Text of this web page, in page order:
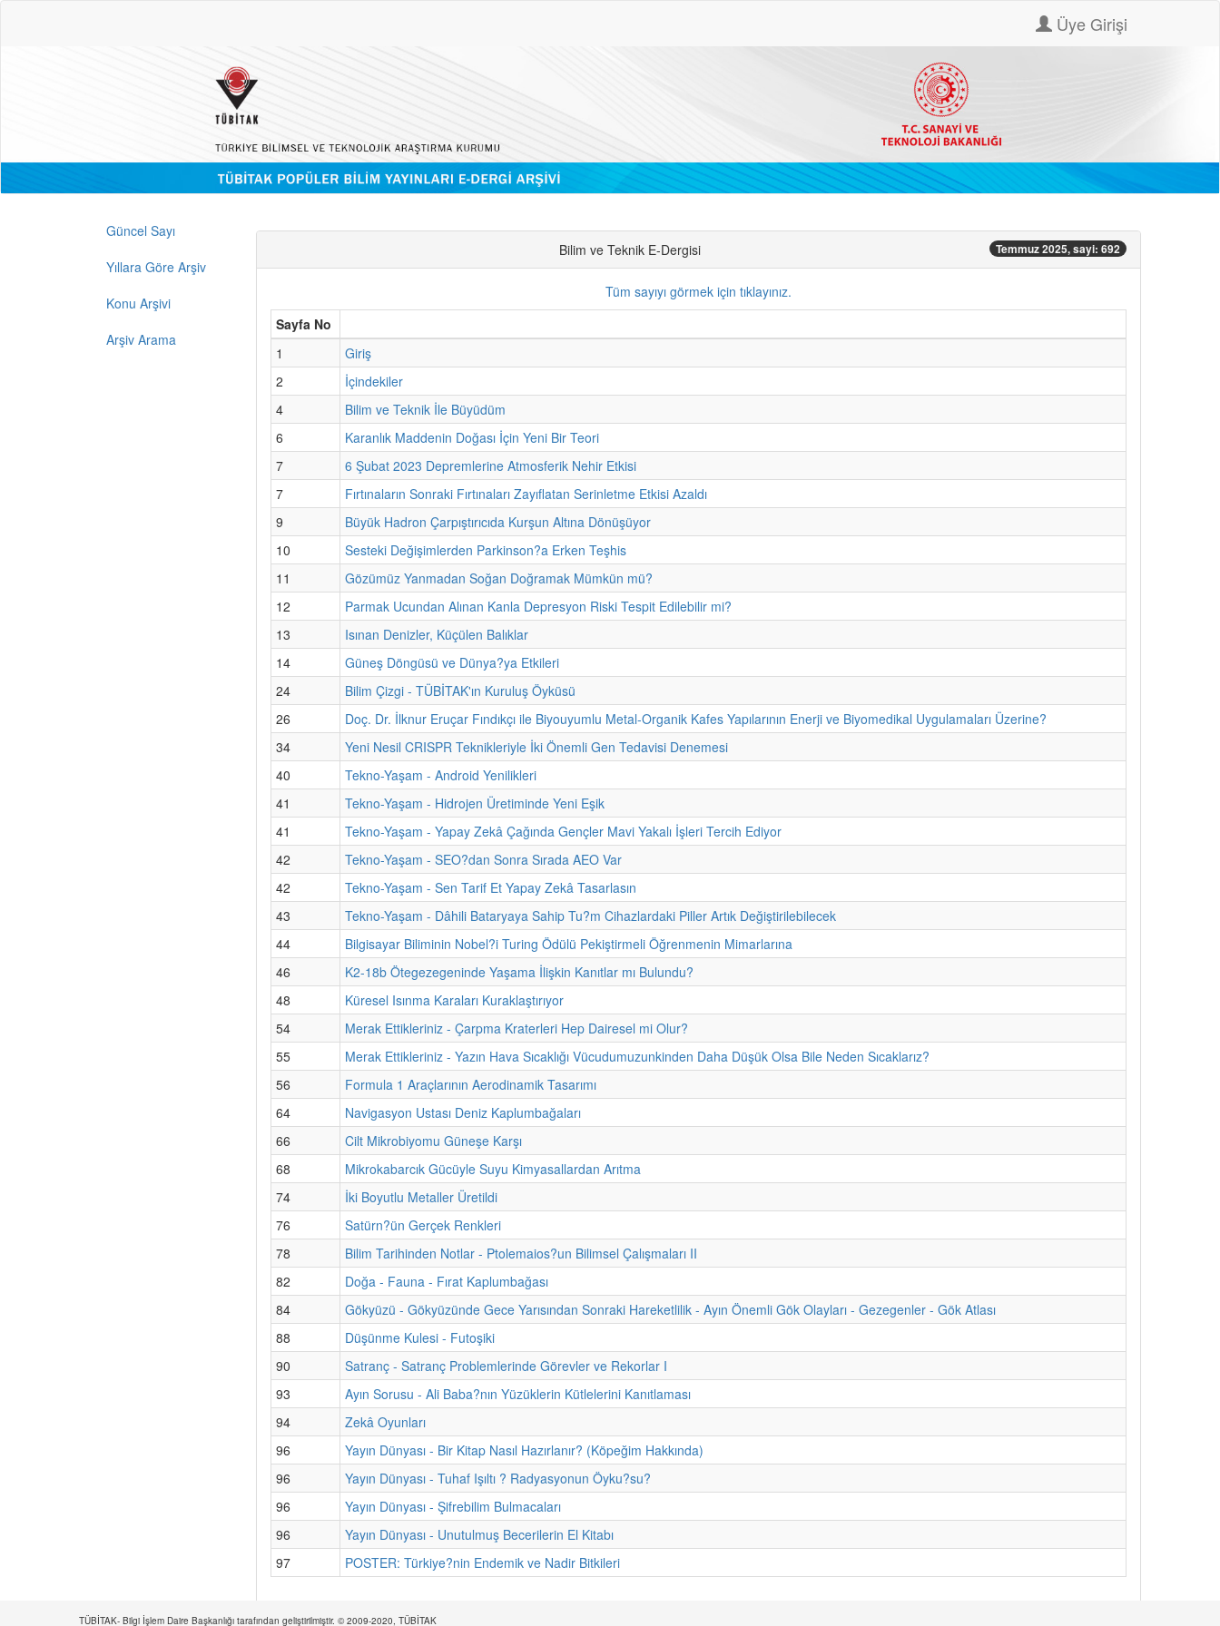
Üye Girişi
Güncel Sayı
Yıllara Göre Arşiv
Konu Arşivi
Arşiv Arama
Bilim ve Teknik E-Dergisi Temmuz 2025, sayi: 692
Tüm sayıyı görmek için tıklayınız.
Sayfa No
1
Giriş
2
İçindekiler
4
Bilim ve Teknik İle Büyüdüm
6
Karanlık Maddenin Doğası İçin Yeni Bir Teori
7
6 Şubat 2023 Depremlerine Atmosferik Nehir Etkisi
7
Fırtınaların Sonraki Fırtınaları Zayıflatan Serinletme Etkisi Azaldı
9
Büyük Hadron Çarpıştırıcıda Kurşun Altına Dönüşüyor
10
Sesteki Değişimlerden Parkinson?a Erken Teşhis
11
Gözümüz Yanmadan Soğan Doğramak Mümkün mü?
12
Parmak Ucundan Alınan Kanla Depresyon Riski Tespit Edilebilir mi?
13
Isınan Denizler, Küçülen Balıklar
14
Güneş Döngüsü ve Dünya?ya Etkileri
24
Bilim Çizgi - TÜBİTAK'ın Kuruluş Öyküsü
26
Doç. Dr. İlknur Eruçar Fındıkçı ile Biyouyumlu Metal-Organik Kafes Yapılarının Enerji ve Biyomedikal Uygulamaları Üzerine?
34
Yeni Nesil CRISPR Teknikleriyle İki Önemli Gen Tedavisi Denemesi
40
Tekno-Yaşam - Android Yenilikleri
41
Tekno-Yaşam - Hidrojen Üretiminde Yeni Eşik
41
Tekno-Yaşam - Yapay Zekâ Çağında Gençler Mavi Yakalı İşleri Tercih Ediyor
42
Tekno-Yaşam - SEO?dan Sonra Sırada AEO Var
42
Tekno-Yaşam - Sen Tarif Et Yapay Zekâ Tasarlasın
43
Tekno-Yaşam - Dâhili Bataryaya Sahip Tu?m Cihazlardaki Piller Artık Değiştirilebilecek
44
Bilgisayar Biliminin Nobel?i Turing Ödülü Pekiştirmeli Öğrenmenin Mimarlarına
46
K2-18b Ötegezegeninde Yaşama İlişkin Kanıtlar mı Bulundu?
48
Küresel Isınma Karaları Kuraklaştırıyor
54
Merak Ettikleriniz - Çarpma Kraterleri Hep Dairesel mi Olur?
55
Merak Ettikleriniz - Yazın Hava Sıcaklığı Vücudumuzunkinden Daha Düşük Olsa Bile Neden Sıcaklarız?
56
Formula 1 Araçlarının Aerodinamik Tasarımı
64
Navigasyon Ustası Deniz Kaplumbağaları
66
Cilt Mikrobiyomu Güneşe Karşı
68
Mikrokabarcık Gücüyle Suyu Kimyasallardan Arıtma
74
İki Boyutlu Metaller Üretildi
76
Satürn?ün Gerçek Renkleri
78
Bilim Tarihinden Notlar - Ptolemaios?un Bilimsel Çalışmaları II
82
Doğa - Fauna - Fırat Kaplumbağası
84
Gökyüzü - Gökyüzünde Gece Yarısından Sonraki Hareketlilik - Ayın Önemli Gök Olayları - Gezegenler - Gök Atlası
88
Düşünme Kulesi - Futoşiki
90
Satranç - Satranç Problemlerinde Görevler ve Rekorlar I
93
Ayın Sorusu - Ali Baba?nın Yüzüklerin Kütlelerini Kanıtlaması
94
Zekâ Oyunları
96
Yayın Dünyası - Bir Kitap Nasıl Hazırlanır? (Köpeğim Hakkında)
96
Yayın Dünyası - Tuhaf Işıltı ? Radyasyonun Öyku?su?
96
Yayın Dünyası - Şifrebilim Bulmacaları
96
Yayın Dünyası - Unutulmuş Becerilerin El Kitabı
97
POSTER: Türkiye?nin Endemik ve Nadir Bitkileri
TÜBİTAK- Bilgi İşlem Daire Başkanlığı tarafından geliştirilmiştir. © 2009-2020, TÜBİTAK